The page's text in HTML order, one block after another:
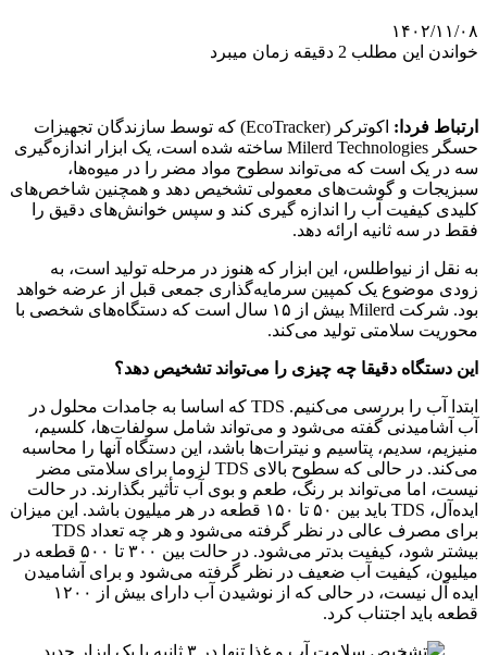
۱۴۰۲/۱۱/۰۸
خواندن این مطلب 2 دقیقه زمان میبرد
ارتباط فردا:
اکوترکر (EcoTracker) که توسط سازندگان تجهیزات
حسگر Milerd Technologies ساخته شده است، یک ابزار اندازه‌گیری
سه در یک است که می‌تواند سطوح مواد مضر را در میوه‌ها،
سبزیجات و گوشت‌های معمولی تشخیص دهد و همچنین شاخص‌های
کلیدی کیفیت آب را اندازه گیری کند و سپس خوانش‌های دقیق را
فقط در سه ثانیه ارائه دهد.
به نقل از نیواطلس، این ابزار که هنوز در مرحله تولید است، به
زودی موضوع یک کمپین سرمایه‌گذاری جمعی قبل از عرضه خواهد
بود. شرکت Milerd بیش از ۱۵ سال است که دستگاه‌های شخصی با
محوریت سلامتی تولید می‌کند.
این دستگاه دقیقا چه چیزی را می‌تواند تشخیص دهد؟
ابتدا آب را بررسی می‌کنیم. TDS که اساسا به جامدات محلول در
آب آشامیدنی گفته می‌شود و می‌تواند شامل سولفات‌ها، کلسیم،
منیزیم، سدیم، پتاسیم و نیترات‌ها باشد، این دستگاه آنها را محاسبه
می‌کند. در حالی که سطوح بالای TDS لزوما برای سلامتی مضر
نیست، اما می‌تواند بر رنگ، طعم و بوی آب تأثیر بگذارند. در حالت
ایده‌آل، TDS باید بین ۵۰ تا ۱۵۰ قطعه در هر میلیون باشد. این میزان
برای مصرف عالی در نظر گرفته می‌شود و هر چه تعداد TDS
بیشتر شود، کیفیت بدتر می‌شود. در حالت بین ۳۰۰ تا ۵۰۰ قطعه در
میلیون، کیفیت آب ضعیف در نظر گرفته می‌شود و برای آشامیدن
ایده آل نیست، در حالی که از نوشیدن آب دارای بیش از ۱۲۰۰
قطعه باید اجتناب کرد.